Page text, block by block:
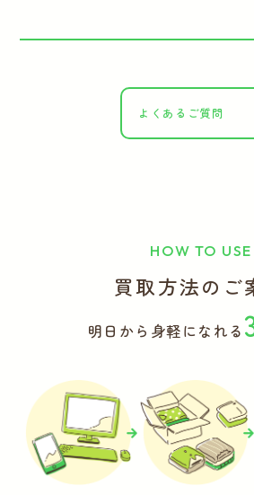
よくあるご質問
HOW TO USE
買取方法のご
明日から身軽になれる